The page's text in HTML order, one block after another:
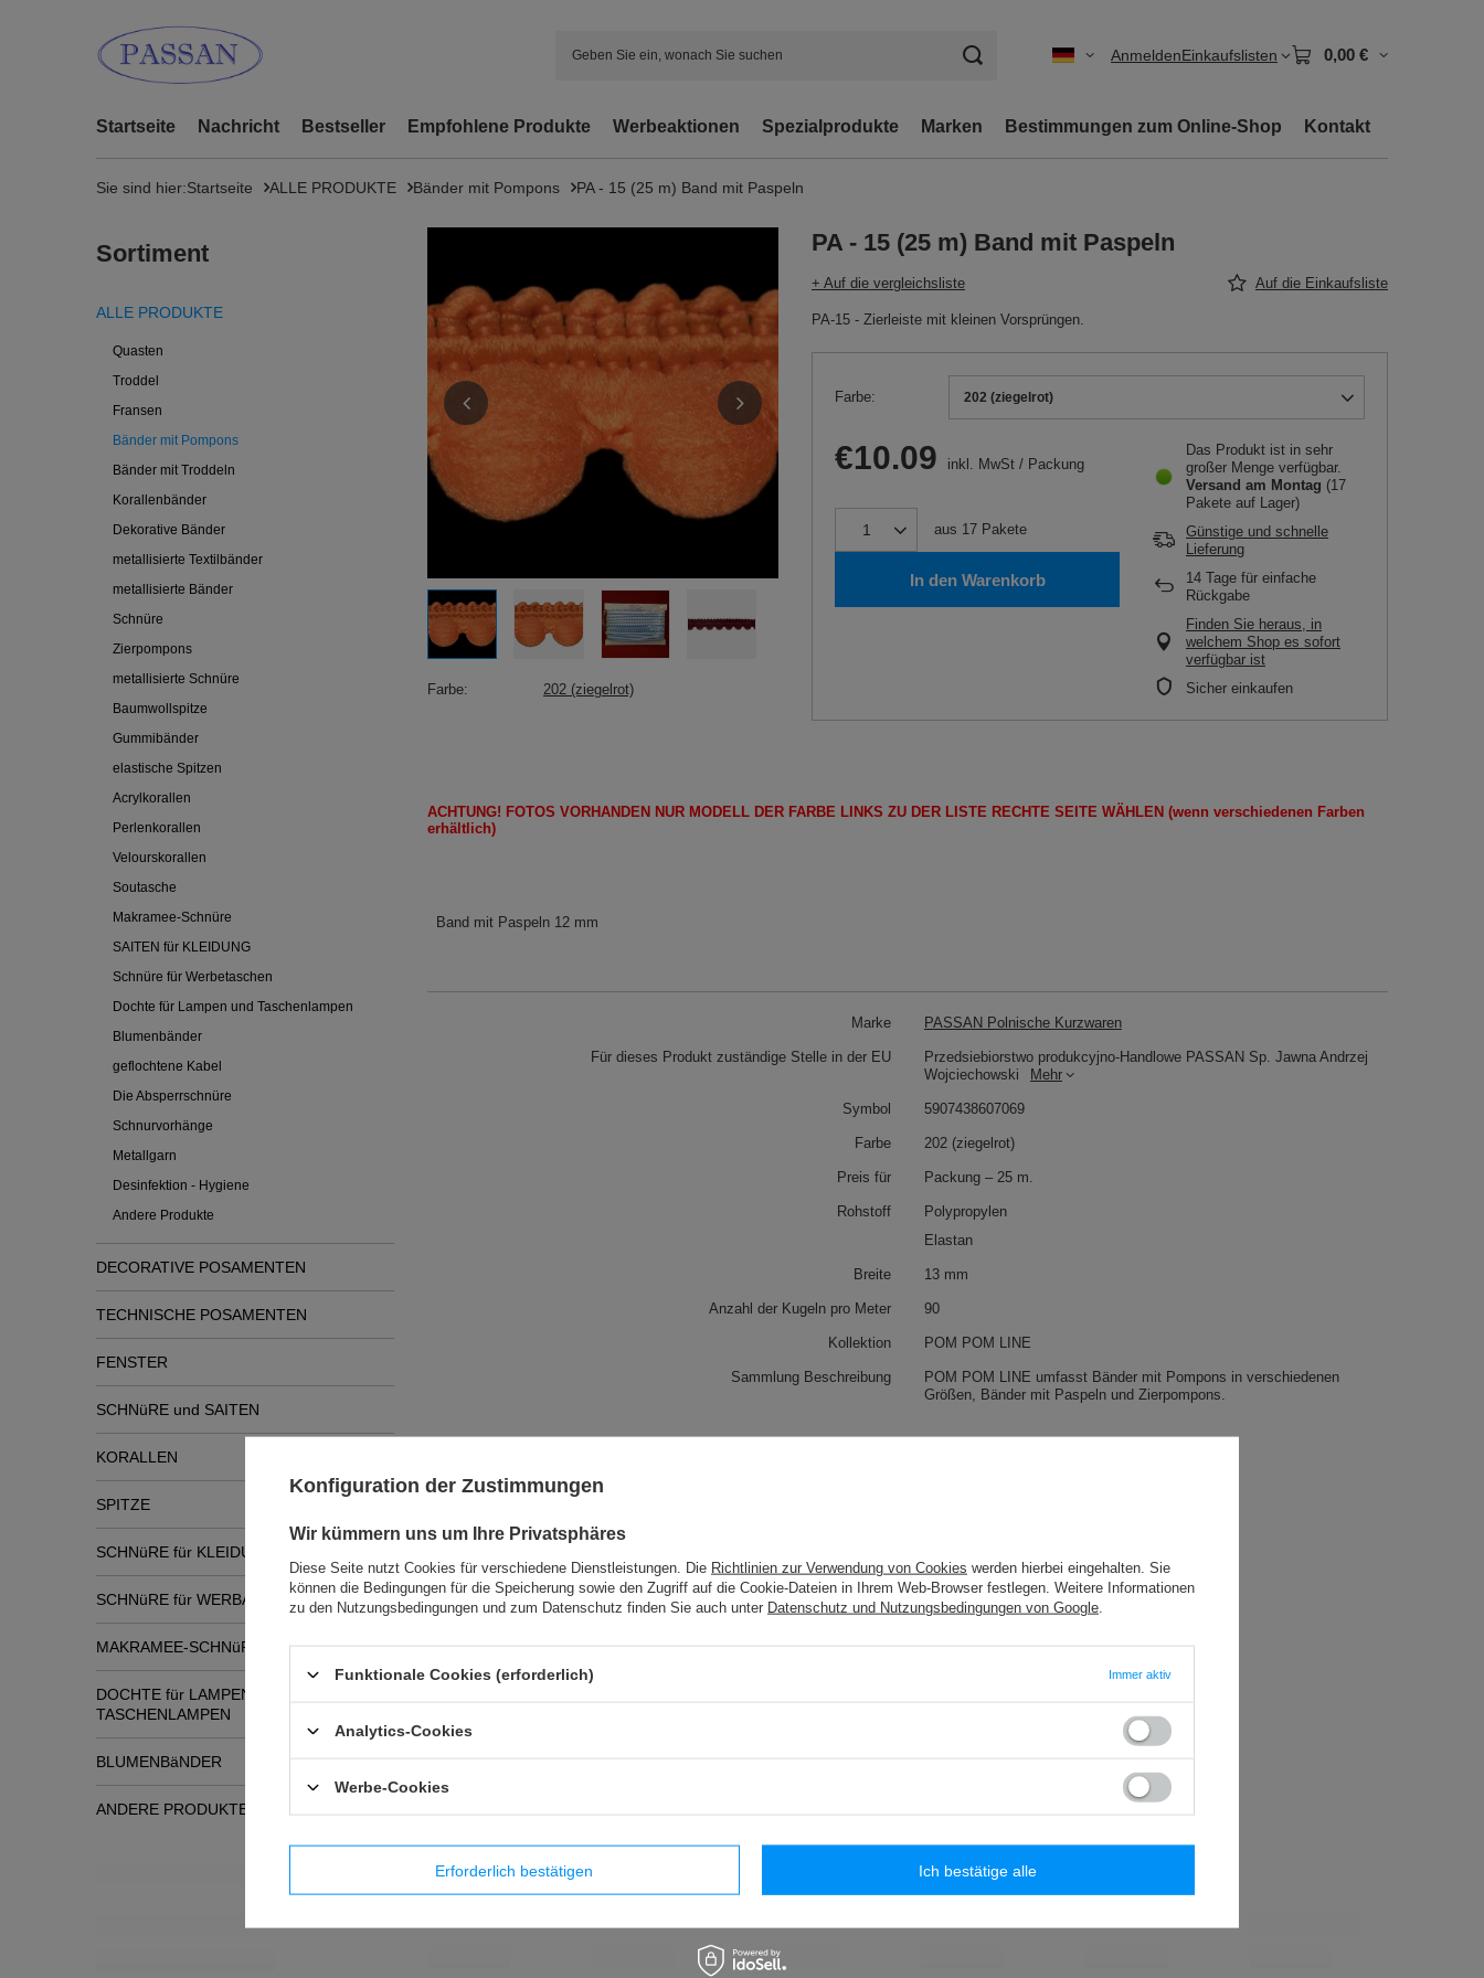
AnmeldenEinkaufslisten 0,00 €
Startseite Nachricht Bestseller Empfohlene Produkte Werbeaktionen Spezialprodukte Marken Bestimmungen zum Online-Shop Kontakt
Sie sind hier:Startseite ALLE PRODUKTE Bänder mit Pompons PA - 15 (25 m) Band mit Paspeln
Sortiment
ALLE PRODUKTE
Quasten
Troddel
Fransen
Bänder mit Pompons
Bänder mit Troddeln
Korallenbänder
Dekorative Bänder
metallisierte Textilbänder
metallisierte Bänder
Schnüre
Zierpompons
metallisierte Schnüre
Baumwollspitze
Gummibänder
elastische Spitzen
Acrylkorallen
Perlenkorallen
Velourskorallen
Soutasche
Makramee-Schnüre
SAITEN für KLEIDUNG
Schnüre für Werbetaschen
Dochte für Lampen und Taschenlampen
Blumenbänder
geflochtene Kabel
Die Absperrschnüre
Schnurvorhänge
Metallgarn
Desinfektion - Hygiene
Andere Produkte
DECORATIVE POSAMENTEN
TECHNISCHE POSAMENTEN
FENSTER
SCHNüRE und SAITEN
KORALLEN
SPITZE
SCHNüRE für KLEIDUNG
SCHNüRE für WERBATASCHEN
MAKRAMEE-SCHNüRE
DOCHTE für LAMPEN und
TASCHENLAMPEN
BLUMENBäNDER
ANDERE PRODUKTE
PA - 15 (25 m) Band mit Paspeln
+ Auf die vergleichsliste Auf die Einkaufsliste
PA-15 - Zierleiste mit kleinen Vorsprüngen.
Farbe 202 (ziegelrot)
€10.09 inkl. MwSt / Packung
aus 17 Pakete
In den Warenkorb
Das Produkt ist in sehr
großer Menge verfügbar
Versand am Montag (17
Pakete auf Lager)
Günstige und schnelle
Lieferung
14 Tage für einfache
Rückgabe
Finden Sie heraus, in
welchem Shop es sofort
verfügbar ist
Sicher einkaufen
Farbe 202 (ziegelrot)
ACHTUNG! FOTOS VORHANDEN NUR MODELL DER FARBE LINKS ZU DER LISTE RECHTE SEITE WÄHLEN (wenn verschiedenen Farben
erhältlich)
Band mit Paspeln 12 mm
Marke PASSAN Polnische Kurzwaren
Für dieses Produkt zuständige Stelle in der EU
Przedsiebiorstwo produkcyjno-Handlowe PASSAN Sp. Jawna Andrzej
Wojciechowski
Mehr
Symbol 5907438607069
Farbe 202 (ziegelrot)
Preis für Packung – 25 m.
Rohstoff
Polypropylen
Elastan
Breite 13 mm
Anzahl der Kugeln pro Meter 90
Kollektion POM POM LINE
Sammlung Beschreibung
POM POM LINE umfasst Bänder mit Pompons in verschiedenen
Größen, Bänder mit Paspeln und Zierpompons.
Konfiguration der Zustimmungen
Wir kümmern uns um Ihre Privatsphäres
Diese Seite nutzt Cookies für verschiedene Dienstleistungen. Die Richtlinien zur Verwendung von Cookies werden hierbei eingehalten. Sie
können die Bedingungen für die Speicherung sowie den Zugriff auf die Cookie-Dateien in Ihrem Web-Browser festlegen. Weitere Informationen
zu den Nutzungsbedingungen und zum Datenschutz finden Sie auch unter Datenschutz und Nutzungsbedingungen von Google
Funktionale Cookies (erforderlich) Immer aktiv
Analytics-Cookies
Werbe-Cookies
Erforderlich bestätigen Ich bestätige alle